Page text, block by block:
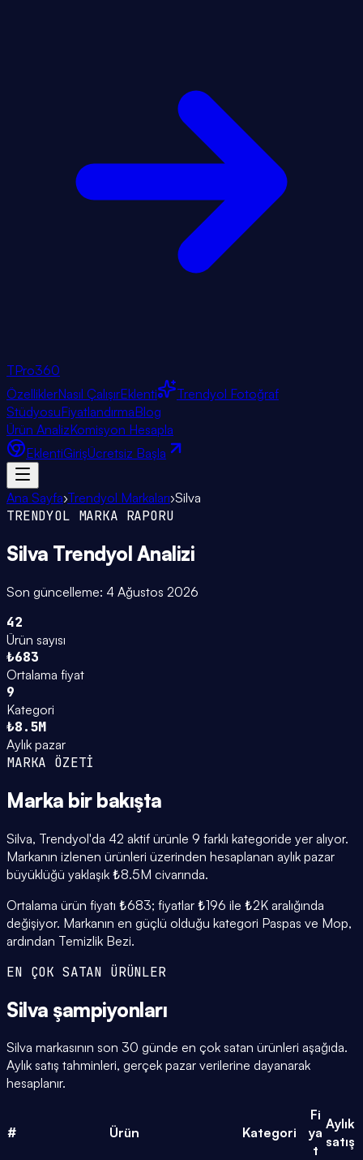
TPro360
ÖzelliklerNasıl ÇalışırEklenti
Trendyol Fotoğraf
StüdyosuFiyatlandırmaBlog
Ürün AnalizKomisyon Hesapla
EklentiGirişÜcretsiz Başla
Ana Sayfa›Trendyol Markaları›Silva
TRENDYOL MARKA RAPORU
Silva Trendyol Analizi
Son güncelleme: 4 Ağustos 2026
42
Ürün sayısı
₺683
Ortalama fiyat
9
Kategori
₺8.5M
Aylık pazar
MARKA ÖZETİ
Marka bir bakışta
Silva, Trendyol'da 42 aktif ürünle 9 farklı kategoride yer alıyor.
Markanın izlenen ürünleri üzerinden hesaplanan aylık pazar
büyüklüğü yaklaşık ₺8.5M civarında.
Ortalama ürün fiyatı ₺683; fiyatlar ₺196 ile ₺2K aralığında
değişiyor. Markanın en güçlü olduğu kategori Paspas ve Mop,
ardından Temizlik Bezi.
EN ÇOK SATAN ÜRÜNLER
Silva şampiyonları
Silva markasının son 30 günde en çok satan ürünleri aşağıda.
Aylık satış tahminleri, gerçek pazar verilerine dayanarak
hesaplanır.
# Ürün Kategori
Fi
ya
t
Aylık
satış